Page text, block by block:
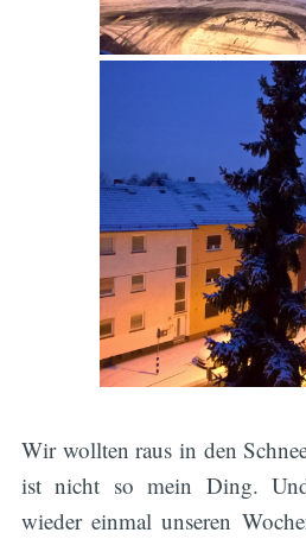
Wir wollten raus in den
ist nicht so mein Ding.
wieder einmal unseren